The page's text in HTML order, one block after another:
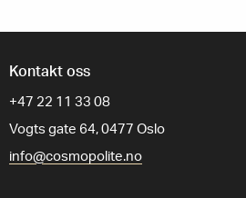
Kontakt oss
+47 22 11 33 08
Vogts gate 64, 0477 Oslo
info@cosmopolite.no